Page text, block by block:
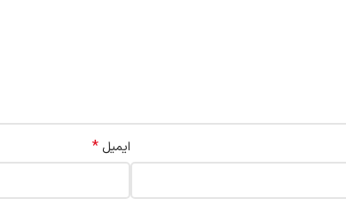
ایمیل *